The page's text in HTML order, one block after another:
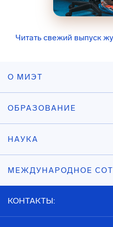
Читать свежий выпуск
О МИЭТ
ОБРАЗОВАНИЕ
НАУКА
МЕЖДУНАРОДНОЕ
КОНТАКТЫ: